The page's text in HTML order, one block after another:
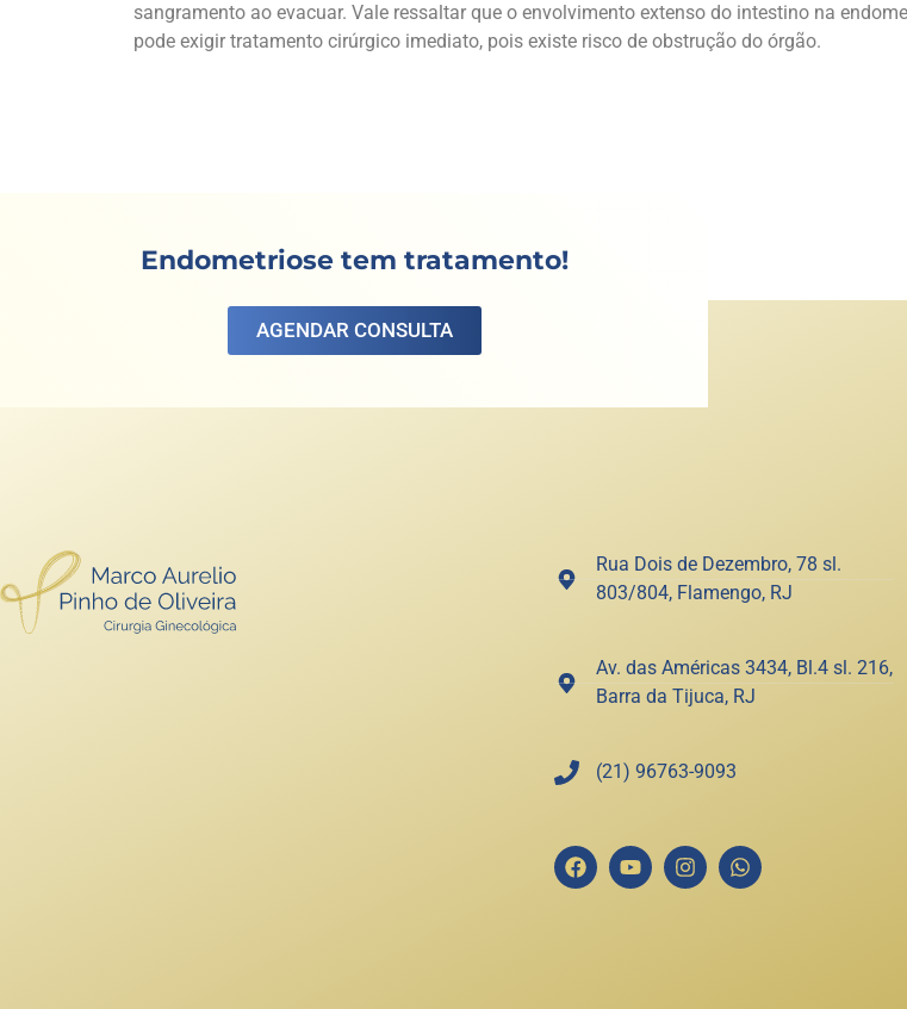
sangramento ao evacuar. Vale ressaltar que o envolvimento extenso do intestino na
pode exigir tratamento cirúrgico imediato, pois existe risco de obstrução do órgão.
Endometriose tem tratamento!
AGENDAR CONSULTA
Rua Dois de Dezembro, 78 sl.
803/804, Flamengo, RJ
Av. das Américas 3434, Bl.4 sl. 216,
Barra da Tijuca, RJ
(21) 96763-9093